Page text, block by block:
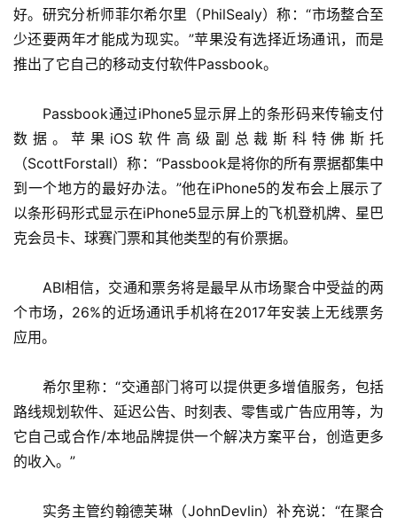
好。研究分析师菲尔希尔里（PhilSealy）称：“市场整合至
少还要两年才能成为现实。”苹果没有选择近场通讯，而是
推出了它自己的移动支付软件Passbook。
Passbook通过iPhone5显示屏上的条形码来传输支付
数据。苹果iOS软件高级副总裁斯科特佛斯托
（ScottForstall）称：“Passbook是将你的所有票据都集中
到一个地方的最好办法。”他在iPhone5的发布会上展示了
以条形码形式显示在iPhone5显示屏上的飞机登机牌、星巴
克会员卡、球赛门票和其他类型的有价票据。
ABI相信，交通和票务将是最早从市场聚合中受益的两
个市场，26%的近场通讯手机将在2017年安装上无线票务
应用。
希尔里称：“交通部门将可以提供更多增值服务，包括
路线规划软件、延迟公告、时刻表、零售或广告应用等，为
它自己或合作/本地品牌提供一个解决方案平台，创造更多
的收入。”
实务主管约翰德芙琳（JohnDevlin）补充说：“在聚合